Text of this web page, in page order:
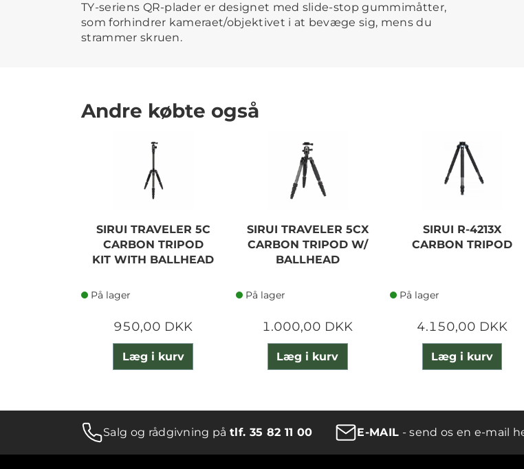
TY-seriens QR-plader er designet med slide-stop gummimåtter,
som forhindrer kameraet/objektivet i at bevæge sig, mens du
strammer skruen.
Andre købte også
SIRUI TRAVELER 5C
CARBON TRIPOD
KIT WITH BALLHEAD
På lager
950,00 DKK
Læg i kurv
SIRUI TRAVELER 5CX
CARBON TRIPOD W/
BALLHEAD
På lager
1.000,00 DKK
Læg i kurv
SIRUI R-4213X
CARBON TRIPOD
På lager
4.150,00 DKK
Læg i kurv
Salg og rådgivning påtlf. 35 82 11 00 E-MAIL - send os en e-mail